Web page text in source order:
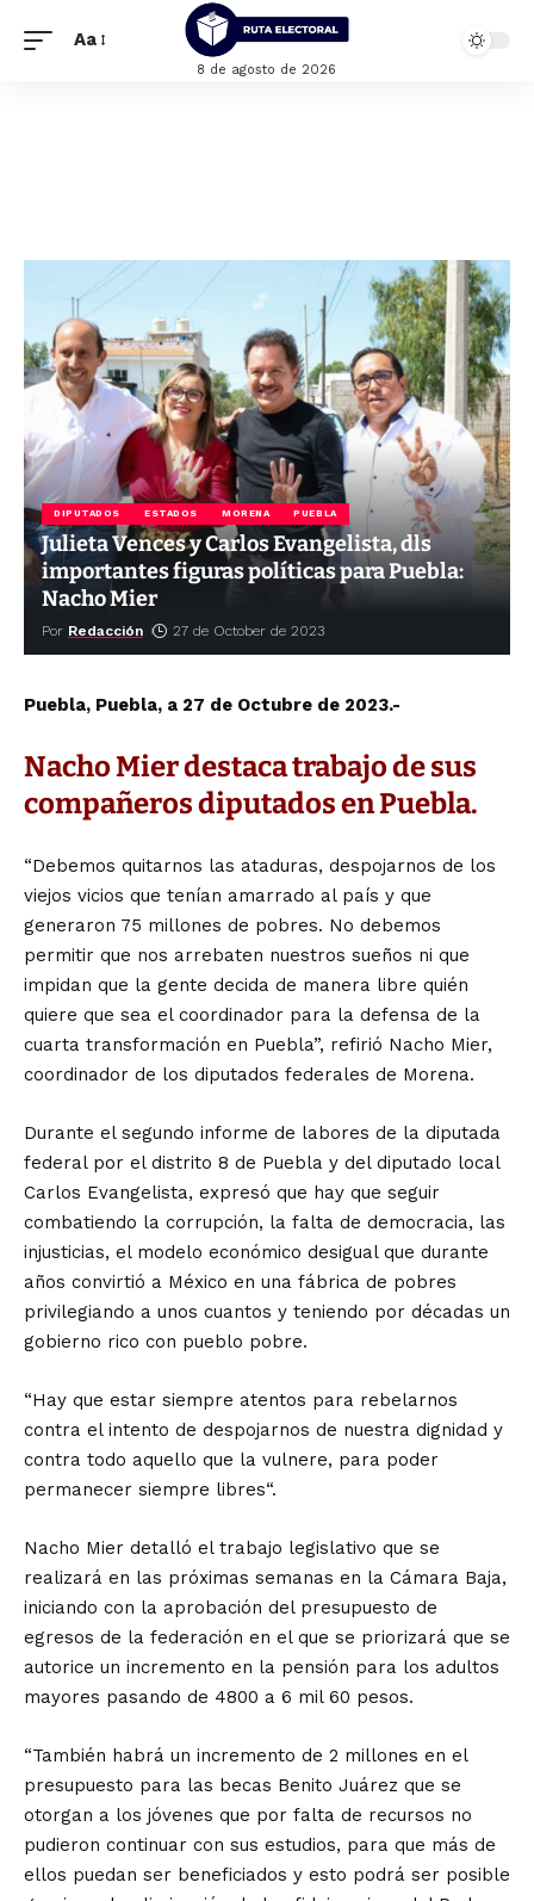
Aa
8 de agosto de 2026
DIPUTADOS ESTADOS MORENA PUEBLA
Julieta Vences y Carlos Evangelista, dls
importantes figuras políticas para Puebla:
Nacho Mier
Por Redacción 27 de October de 2023
Puebla, Puebla, a 27 de Octubre de 2023.-
Nacho Mier destaca trabajo de sus
compañeros diputados en Puebla.
“Debemos quitarnos las ataduras, despojarnos de los
viejos vicios que tenían amarrado al país y que
generaron 75 millones de pobres. No debemos
permitir que nos arrebaten nuestros sueños ni que
impidan que la gente decida de manera libre quién
quiere que sea el coordinador para la defensa de la
cuarta transformación en Puebla”, refirió Nacho Mier,
coordinador de los diputados federales de Morena.
Durante el segundo informe de labores de la diputada
federal por el distrito 8 de Puebla y del diputado local
Carlos Evangelista, expresó que hay que seguir
combatiendo la corrupción, la falta de democracia, las
injusticias, el modelo económico desigual que durante
años convirtió a México en una fábrica de pobres
privilegiando a unos cuantos y teniendo por décadas un
gobierno rico con pueblo pobre.
“Hay que estar siempre atentos para rebelarnos
contra el intento de despojarnos de nuestra dignidad y
contra todo aquello que la vulnere, para poder
permanecer siempre libres“.
Nacho Mier detalló el trabajo legislativo que se
realizará en las próximas semanas en la Cámara Baja,
iniciando con la aprobación del presupuesto de
egresos de la federación en el que se priorizará que se
autorice un incremento en la pensión para los adultos
mayores pasando de 4800 a 6 mil 60 pesos.
“También habrá un incremento de 2 millones en el
presupuesto para las becas Benito Juárez que se
otorgan a los jóvenes que por falta de recursos no
pudieron continuar con sus estudios, para que más de
ellos puedan ser beneficiados y esto podrá ser posible